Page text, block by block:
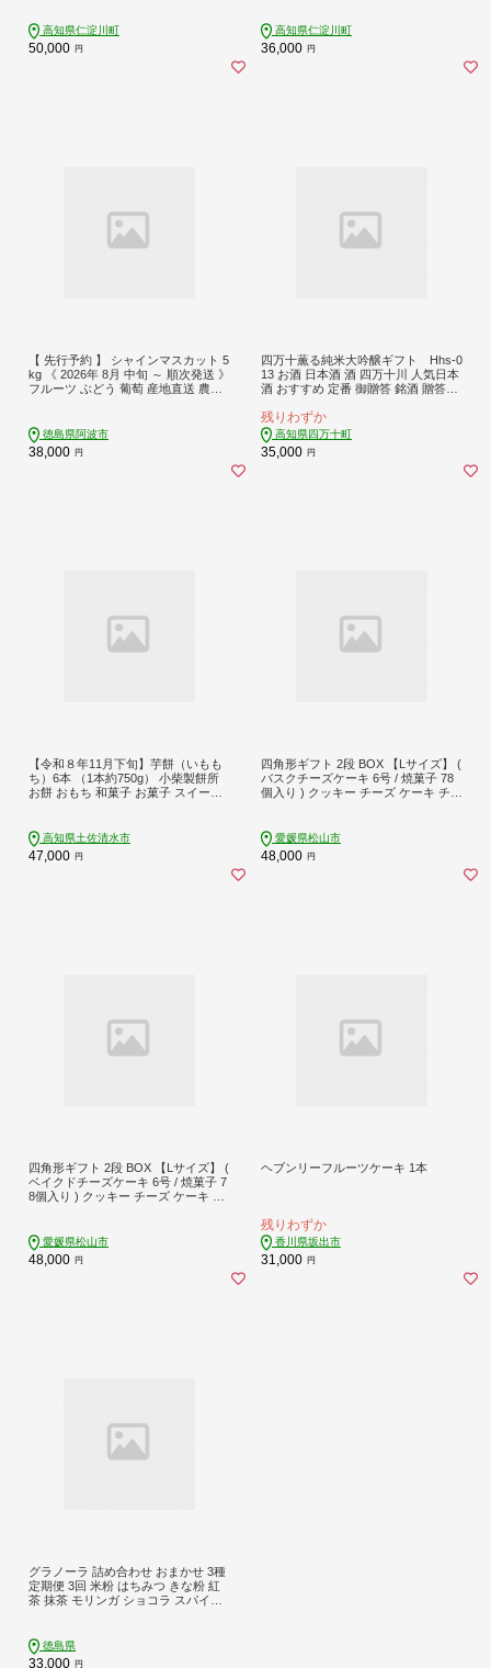
高知県仁淀川町
50,000 円
高知県仁淀川町
36,000 円
【 先行予約 】 シャインマスカット 5
kg 《 2026年 8月 中旬 ～ 順次発送 》
フルーツ ぶどう 葡萄 産地直送 農家
徳島県阿波市
38,000 円
四万十薫る純米大吟醸ギフト Hhs-0
13 お酒 日本酒 酒 四万十川 人気日本
酒 おすすめ 定番 御贈答 銘酒 贈答品
残りわずか
高知県四万十町
35,000 円
【令和８年11月下旬】芋餅（いもも
ち）6本 （1本約750g） 小柴製餅所
お餅 おもち 和菓子 お菓子 スイーツ
【R01512】
高知県土佐清水市
47,000 円
四角形ギフト 2段 BOX 【Lサイズ】 (
バスクチーズケーキ 6号 / 焼菓子 78
個入り ) クッキー チーズ ケーキ チー
愛媛県松山市
48,000 円
四角形ギフト 2段 BOX 【Lサイズ】 (
ベイクドチーズケーキ 6号 / 焼菓子 7
8個入り ) クッキー チーズ ケーキ チ
愛媛県松山市
48,000 円
ヘブンリーフルーツケーキ 1本
残りわずか
香川県坂出市
31,000 円
グラノーラ 詰め合わせ おまかせ 3種
定期便 3回 米粉 はちみつ きな粉 紅
茶 抹茶 モリンガ ショコラ スパイス
養 美容 健康 ヘルシー 徳島 CREAS
徳島県
33,000 円